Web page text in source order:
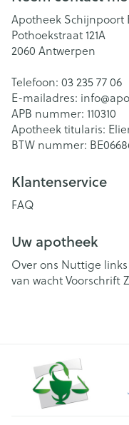
Apotheek Schijnpoort
Pothoekstraat 121A
2060 Antwerpen
Telefoon: 03 235 77 06
E-mailadres: info@
APB nummer: 110310
Apotheek titularis:
BTW nummer:
Klantenservice
FAQ
Uw apotheek
Over ons Nuttige links
van wachtVoorschrift